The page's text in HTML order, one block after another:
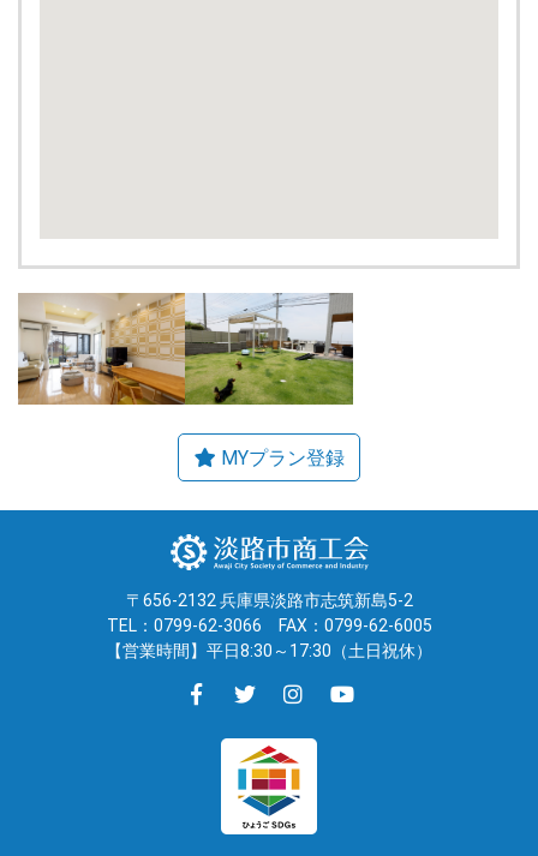
〒656-2132 兵庫県淡路市志筑新島5-2
TEL：0799-62-3066
FAX：0799-62-6005
【営業時間】平日8:30～17:30（土日祝休）